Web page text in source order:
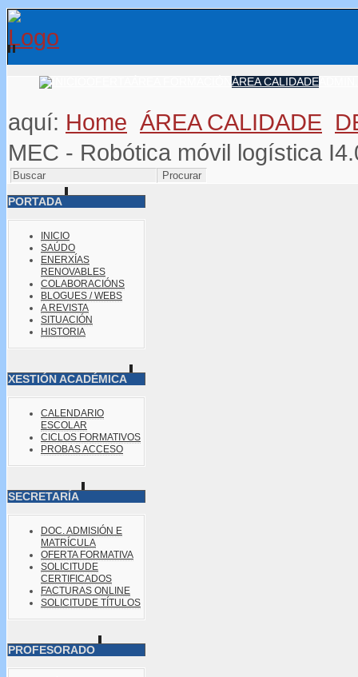
ÁREA CALIDADE
aquí: Home ÁREA CALIDADE
MEC - Robótica móvil logística
PORTADA
INICIO
SAÚDO
ENERXÍAS
RENOVABLES
COLABORACIÓNS
BLOGUES / WEBS
A REVISTA
SITUACIÓN
HISTORIA
XESTIÓN ACADÉMICA
CALENDARIO
ESCOLAR
CICLOS FORMATIVOS
PROBAS ACCESO
SECRETARÍA
DOC. ADMISIÓN E
MATRÍCULA
OFERTA FORMATIVA
SOLICITUDE
CERTIFICADOS
FACTURAS ONLINE
SOLICITUDE TÍTULOS
PROFESORADO